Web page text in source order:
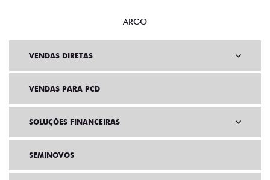
ARGO
VENDAS DIRETAS
VENDAS PARA PCD
SOLUÇÕES FINANCEIRAS
SEMINOVOS